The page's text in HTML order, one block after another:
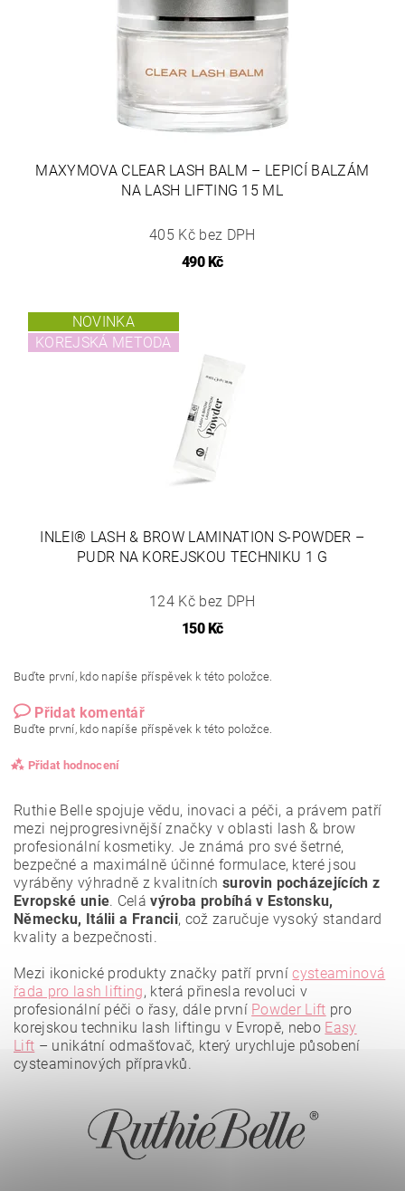
MAXYMOVA CLEAR LASH BALM – LEPICÍ BALZÁM
NA LASH LIFTING 15 ML
405 Kč bez DPH
490 Kč
NOVINKA
KOREJSKÁ METODA
INLEI® LASH & BROW LAMINATION S-POWDER –
PUDR NA KOREJSKOU TECHNIKU 1 G
124 Kč bez DPH
150 Kč
Buďte první, kdo napíše příspěvek k této položce.
Přidat komentář
Buďte první, kdo napíše příspěvek k této položce.
Přidat hodnocení
Vložením hodnocení souhlasíte sezásadami ochrany
osobních údajů.
Ruthie Belle spojuje vědu, inovaci a péči, a právem patří
mezi nejprogresivnější značky v oblasti lash & brow
profesionální kosmetiky. Je známá pro své šetrné,
bezpečné a maximálně účinné formulace, které jsou
vyráběny výhradně z kvalitních surovin pocházejících z
Evropské unie. Celávýroba probíhá v Estonsku,
Německu, Itálii a Francii, což zaručuje vysoký standard
kvality a bezpečnosti.
Mezi ikonické produkty značky patří prvnícysteaminová
řada pro lash lifting, která přinesla revoluci v
profesionální péči o řasy, dále první Powder Lift pro
korejskou techniku lash liftingu v Evropě, nebo Easy
Lift – unikátní odmašťovač, který urychluje působení
cysteaminových přípravků.